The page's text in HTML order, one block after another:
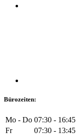
Bürozeiten:
Mo - Do 07:30 - 16:45
Fr
07:30 - 13:45